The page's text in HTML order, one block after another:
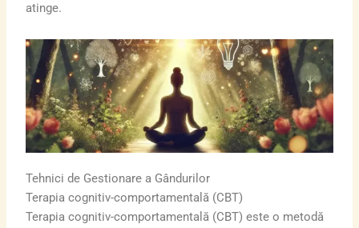
atinge.
Tehnici de Gestionare a Gândurilor
Terapia cognitiv-comportamentală (CBT)
Terapia cognitiv-comportamentală (CBT) este o metodă